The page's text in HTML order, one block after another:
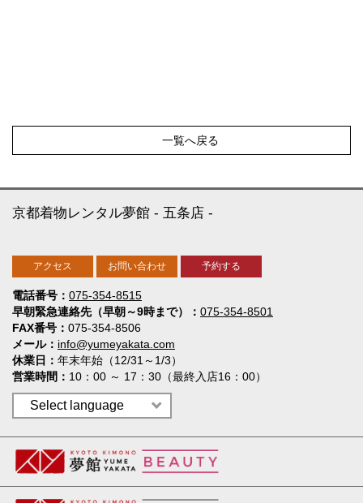
一覧へ戻る
電話番号
075-354-8515
早朝緊急連絡先（早朝～9時まで）
075-354-8501
FAX番号
075-354-8506
メール
info@yumeyakata.com
休業日
年末年始（12/31～1/3）
営業時間
10：00 ～ 17：30（最終入店16：00）
京都着物レンタル夢館 五条店
アクセス お問い合わせ 予約する